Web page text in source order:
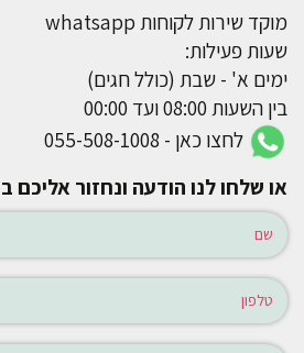
מוקד שירות לקוחות whatsapp
שעות פעילות:
ימים א' - שבת (כולל חגים)
בין השעות 08:00 ועד 00:00
לחצו כאן - 055-508-1008
או שלחו לנו הודעה ונחזור אליכם